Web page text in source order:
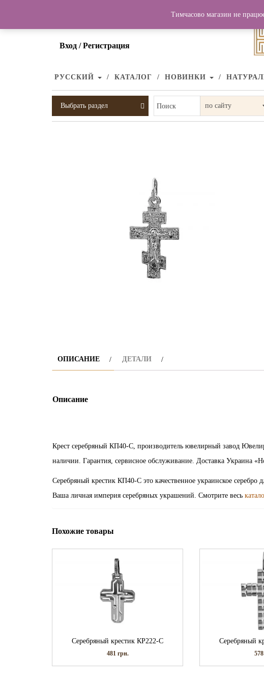
Вход / Регистрация
РУССКИЙ КАТАЛОГ НОВИНКИ
Выбрать раздел Поиск
ОПИСАНИЕ ДЕТАЛИ
Описание
Крест серебряный КП40-С, производитель ювелирный завод
наличии. Гарантия, сервисное обслуживание. Доставка Украина
Серебряный крестик КП40-С это качественное украинское
Ваша личная империя серебряных украшений. Смотрите весь
Похожие товары
Серебряный крестик КР222-С
481 грн.
Серебряный
578
Тимчасово магазин не